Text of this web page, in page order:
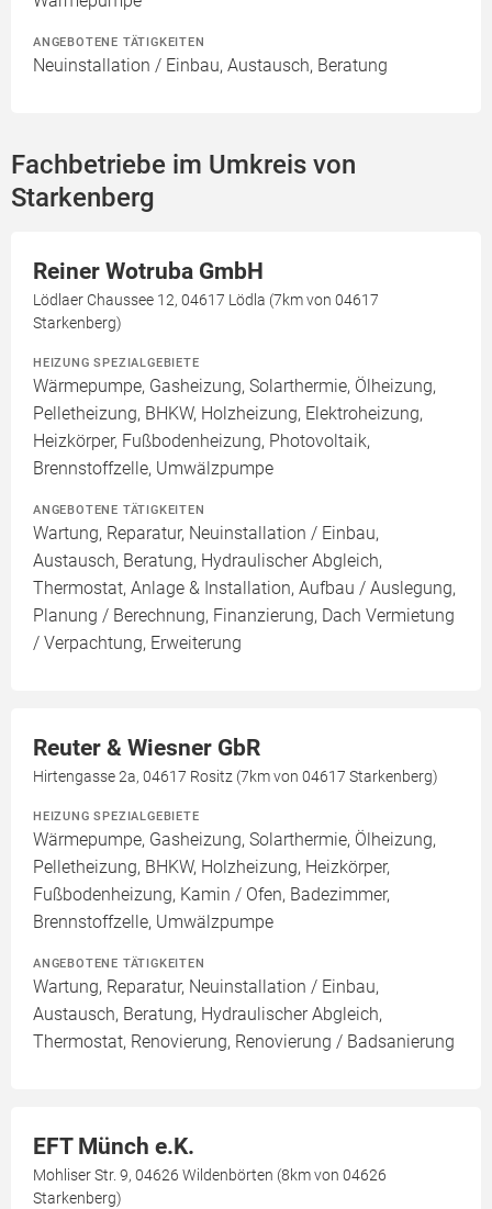
ANGEBOTENE TÄTIGKEITEN
Neuinstallation / Einbau, Austausch, Beratung
Fachbetriebe im Umkreis von
Starkenberg
Reiner Wotruba GmbH
Lödlaer Chaussee 12, 04617 Lödla (7km von 04617
Starkenberg)
HEIZUNG SPEZIALGEBIETE
Wärmepumpe, Gasheizung, Solarthermie, Ölheizung,
Pelletheizung, BHKW, Holzheizung, Elektroheizung,
Heizkörper, Fußbodenheizung, Photovoltaik,
Brennstoffzelle, Umwälzpumpe
ANGEBOTENE TÄTIGKEITEN
Wartung, Reparatur, Neuinstallation / Einbau,
Austausch, Beratung, Hydraulischer Abgleich,
Thermostat, Anlage & Installation, Aufbau / Auslegung,
Planung / Berechnung, Finanzierung, Dach Vermietung
/ Verpachtung, Erweiterung
Reuter & Wiesner GbR
Hirtengasse 2a, 04617 Rositz (7km von 04617 Starkenberg)
HEIZUNG SPEZIALGEBIETE
Wärmepumpe, Gasheizung, Solarthermie, Ölheizung,
Pelletheizung, BHKW, Holzheizung, Heizkörper,
Fußbodenheizung, Kamin / Ofen, Badezimmer,
Brennstoffzelle, Umwälzpumpe
ANGEBOTENE TÄTIGKEITEN
Wartung, Reparatur, Neuinstallation / Einbau,
Austausch, Beratung, Hydraulischer Abgleich,
Thermostat, Renovierung, Renovierung / Badsanierung
EFT Münch e.K.
Mohliser Str. 9, 04626 Wildenbörten (8km von 04626
Starkenberg)